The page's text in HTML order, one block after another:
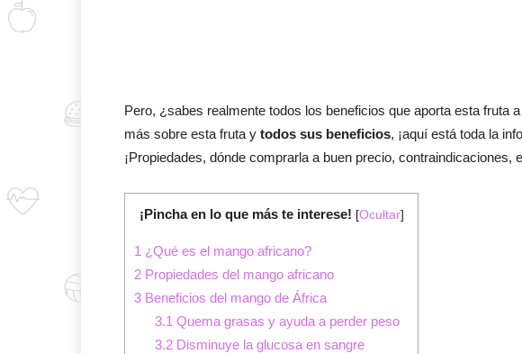
Pero, ¿sabes realmente todos los beneficios que aporta esta fruta
más sobre esta fruta y todos sus beneficios, ¡aquí está toda la
¡Propiedades, dónde comprarla a buen precio,
¡Pincha en lo que más te interese! [Ocultar]
1 ¿Qué es el mango africano?
2 Propiedades del mango africano
3 Beneficios del mango de África
3.1 Quema grasas y ayuda a perder peso
3.2Disminuye la glucosa en sangre